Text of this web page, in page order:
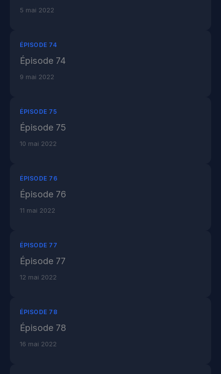
5 mai 2022
ÉPISODE 74
Épisode 74
9 mai 2022
ÉPISODE 75
Épisode 75
10 mai 2022
ÉPISODE 76
Épisode 76
11 mai 2022
ÉPISODE 77
Épisode 77
12 mai 2022
ÉPISODE 78
Épisode 78
16 mai 2022